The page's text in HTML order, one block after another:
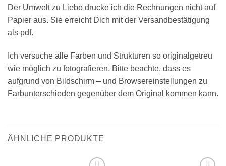
Der Umwelt zu Liebe drucke ich die Rechnungen nicht auf
Papier aus. Sie erreicht Dich mit der Versandbestätigung
als pdf.
Ich versuche alle Farben und Strukturen so originalgetreu
wie möglich zu fotografieren. Bitte beachte, dass es
aufgrund von Bildschirm – und Browsereinstellungen zu
Farbunterschieden gegenüber dem Original kommen kann.
ÄHNLICHE PRODUKTE